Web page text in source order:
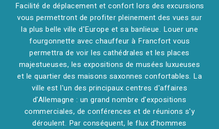
Facilité de déplacement et confort lors des excursions
vous permettront de profiter pleinement des vues sur
la plus belle ville d'Europe et sa banlieue. Louer une
fourgonnette avec chauffeur à Francfort vous
permettra de voir les cathédrales et les places
majestueuses, les expositions de musées luxueuses
et le quartier des maisons saxonnes confortables. La
ville est l'un des principaux centres d'affaires
d'Allemagne : un grand nombre d'expositions
commerciales, de conférences et de réunions s'y
déroulent. Par conséquent, le flux d'hommes